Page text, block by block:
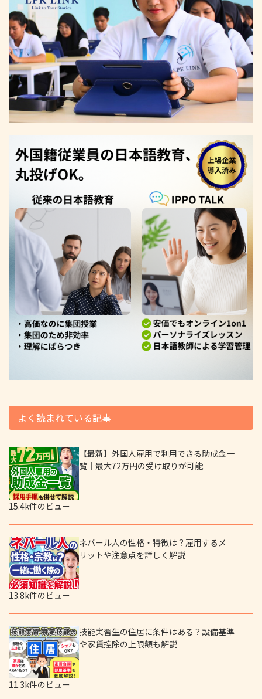
よく読まれている記事
【最新】外国人雇用で利用できる助成金一
覧｜最大72万円の受け取りが可能
15.4k件のビュー
ネパール人の性格・特徴は？雇用するメ
リットや注意点を詳しく解説
13.8k件のビュー
技能実習生の住居に条件はある？設備基準
や家賃控除の上限額も解説
11.3k件のビュー